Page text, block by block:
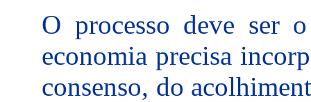
O processo deve ser
economia precisa
consenso, do